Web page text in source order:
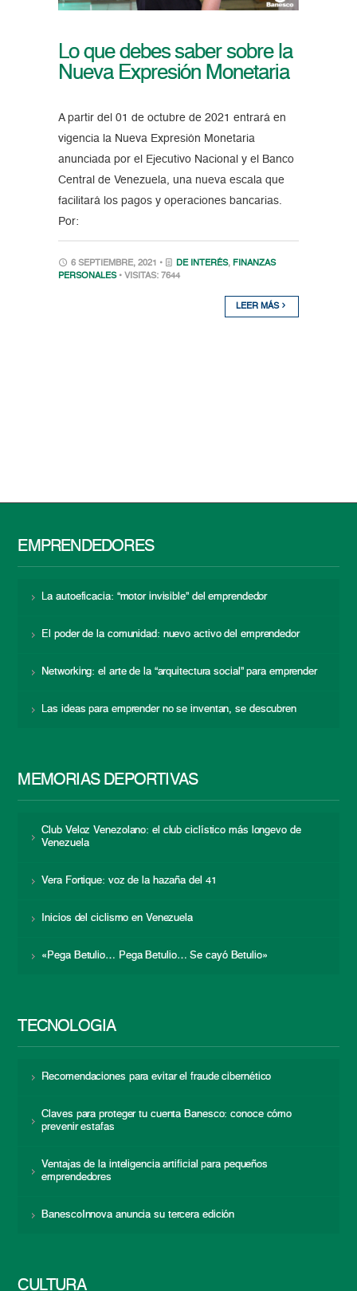
Lo que debes saber sobre la
Nueva Expresión Monetaria
A partir del 01 de octubre de 2021 entrará en
vigencia la Nueva Expresión Monetaria
anunciada por el Ejecutivo Nacional y el Banco
Central de Venezuela, una nueva escala que
facilitará los pagos y operaciones bancarias.
Por:
6 SEPTIEMBRE, 2021 • DE INTERÉS, FINANZAS
PERSONALES • VISITAS: 7644
LEER MÁS
EMPRENDEDORES
La autoeficacia: “motor invisible” del emprendedor
El poder de la comunidad: nuevo activo del emprendedor
Networking: el arte de la “arquitectura social” para emprender
Las ideas para emprender no se inventan, se descubren
MEMORIAS DEPORTIVAS
Club Veloz Venezolano: el club ciclístico más longevo de
Venezuela
Vera Fortique: voz de la hazaña del 41
Inicios del ciclismo en Venezuela
«Pega Betulio… Pega Betulio… Se cayó Betulio»
TECNOLOGÍA
Recomendaciones para evitar el fraude cibernético
Claves para proteger tu cuenta Banesco: conoce cómo
prevenir estafas
Ventajas de la inteligencia artificial para pequeños
emprendedores
BanescoInnova anuncia su tercera edición
CULTURA